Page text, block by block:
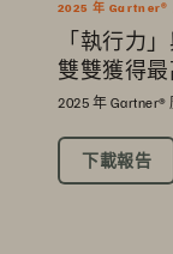
2025 年 Gartner®
「執行力
雙雙獲得
2025 年
下載報告